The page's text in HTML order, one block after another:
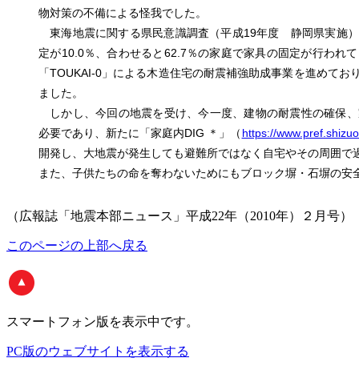
物対策の不備による怪我でした。
東海地震に関する県民意識調査（平成19年度 静岡県実施
定が10.0％、合わせると62.7％の家庭で家具の固定が行われ
「TOUKAI-0」による木造住宅の耐震補強助成事業を進めて
ました。
しかし、今回の地震を受け、今一度、建物の耐震性の確保
必要であり、新たに「家庭内DIG ＊」（ https://
開発し、大地震が発生しても避難所ではなく自宅やその周囲で
また、子供たちの命を奪わないためにもブロック塀・石塀の
（広報誌「地震本部ニュース」平成22年（2010年）２月号）
このページの上部へ戻る
スマートフォン版 を表示中です。
PC版のウェブサイトを表示する